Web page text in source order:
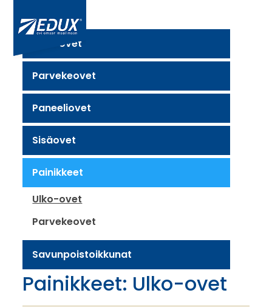
Ulko-ovet
Parvekeovet
Paneeliovet
Sisäovet
Painikkeet
Ulko-ovet
Parvekeovet
Savunpoistoikkunat
Painikkeet: Ulko-ovet